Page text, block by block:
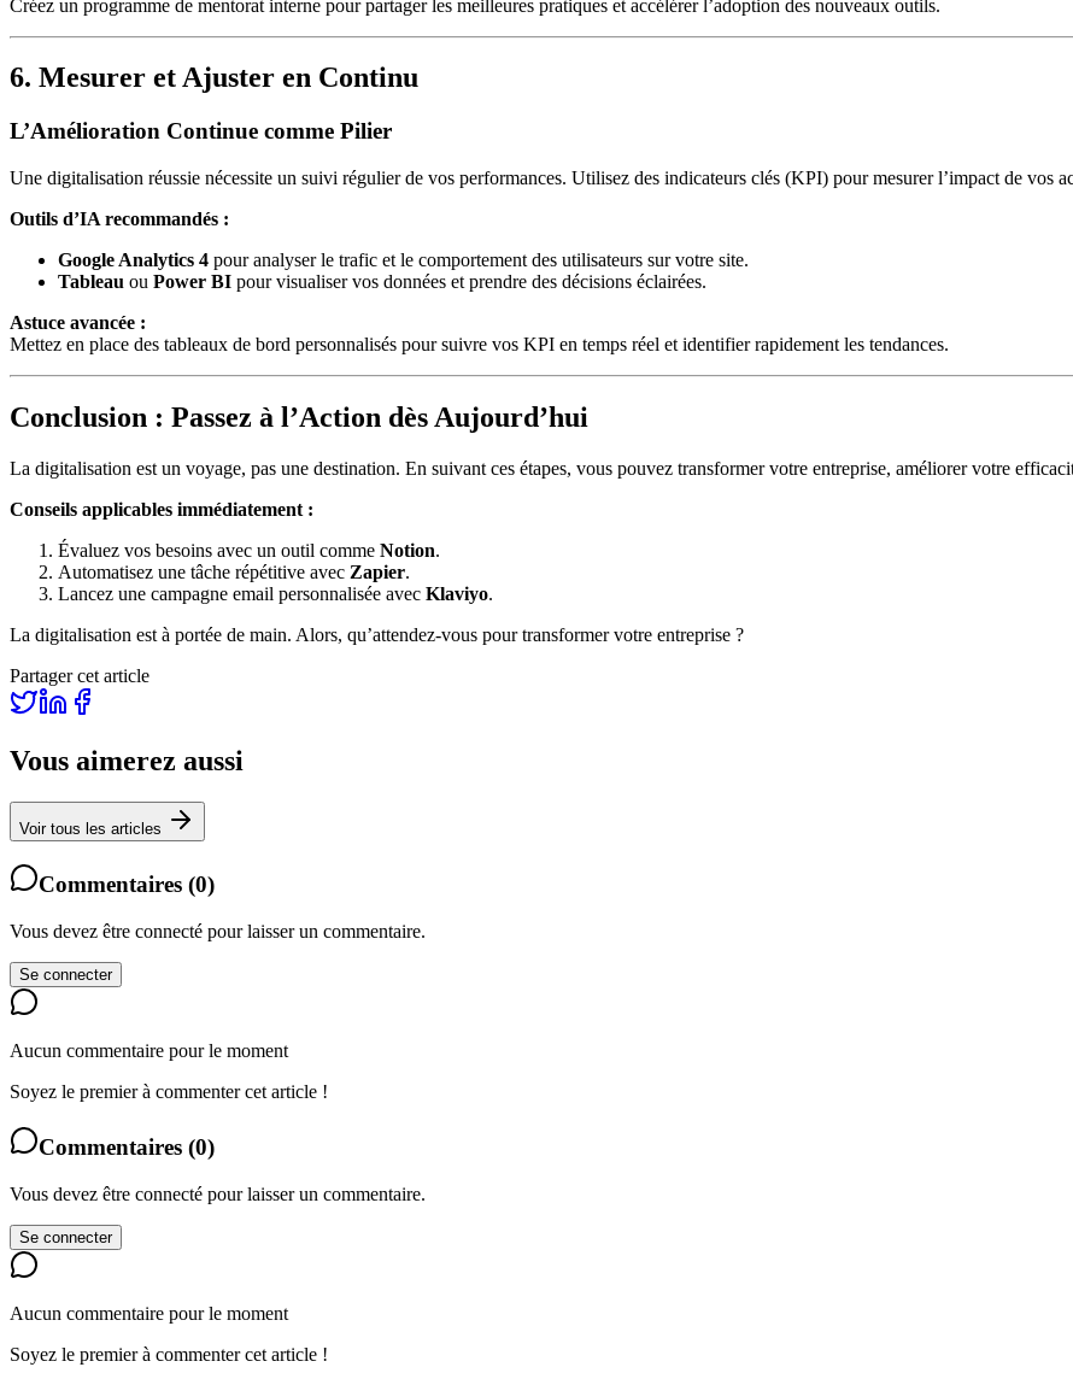
Créez un programme de mentorat interne pour partager les meilleures pratiques et accélérer l’adoption des nouveaux outils.
6. Mesurer et Ajuster en Continu
L’Amélioration Continue comme Pilier
Une digitalisation réussie nécessite un suivi régulier de vos performances. Utilisez des indicateurs clés (KPI) pour mesurer l’impact de vos
Outils d’IA recommandés :
Google Analytics 4 pour analyser le trafic et le comportement des utilisateurs sur votre site.
Tableau ou Power BI pour visualiser vos données et prendre des décisions éclairées.
Astuce avancée :
Mettez en place des tableaux de bord personnalisés pour suivre vos KPI en temps réel et identifier rapidement les tendances.
Conclusion : Passez à l’Action dès Aujourd’hui
La digitalisation est un voyage, pas une destination. En suivant ces étapes, vous pouvez transformer votre entreprise, améliorer votre
Conseils applicables immédiatement :
Évaluez vos besoins avec un outil comme Notion.
Automatisez une tâche répétitive avec Zapier.
Lancez une campagne email personnalisée avec Klaviyo.
La digitalisation est à portée de main. Alors, qu’attendez-vous pour transformer votre entreprise ?
Partager cet article
Vous aimerez aussi
Voir tous les articles
Commentaires (0)
Vous devez être connecté pour laisser un commentaire.
Se connecter
Aucun commentaire pour le moment
Soyez le premier à commenter cet article !
Commentaires (0)
Vous devez être connecté pour laisser un commentaire.
Se connecter
Aucun commentaire pour le moment
Soyez le premier à commenter cet article !